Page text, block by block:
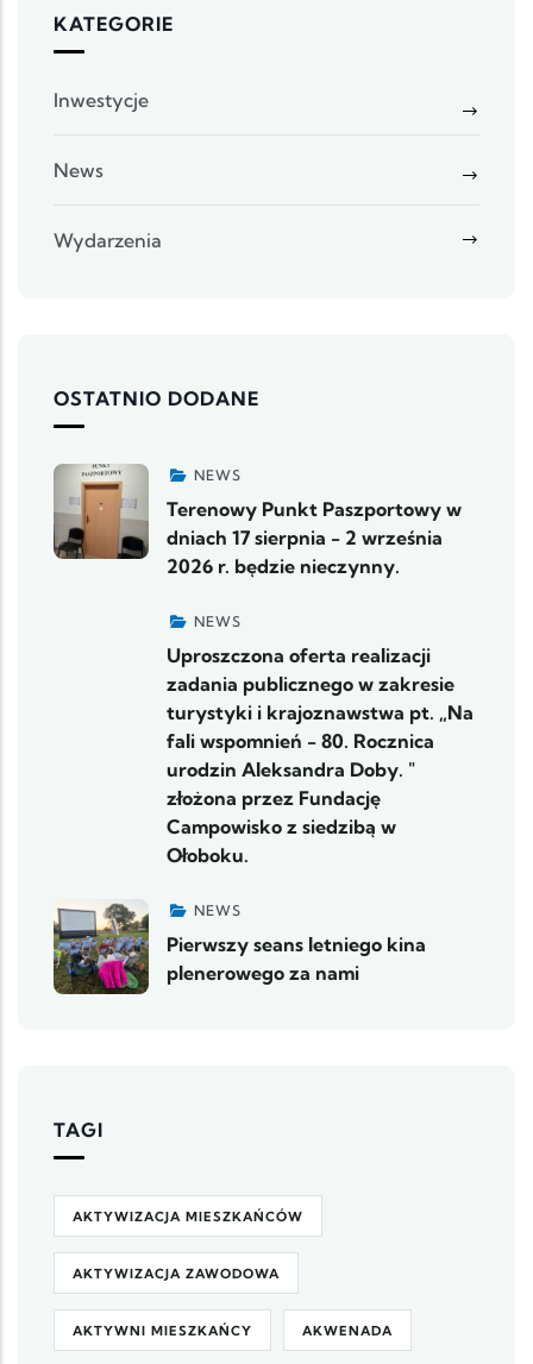
KATEGORIE
Inwestycje
News
Wydarzenia
OSTATNIO DODANE
NEWS
Terenowy Punkt Paszportowy w
dniach 17 sierpnia - 2 września
2026 r. będzie nieczynny.
NEWS
Uproszczona oferta realizacji
zadania publicznego w zakresie
turystyki i krajoznawstwa pt. „Na
fali wspomnień - 80. Rocznica
urodzin Aleksandra Doby. "
złożona przez Fundację
Campowisko z siedzibą w
Ołoboku.
NEWS
Pierwszy seans letniego kina
plenerowego za nami
TAGI
AKTYWIZACJA MIESZKAŃCÓW
AKTYWIZACJA ZAWODOWA
AKTYWNI MIESZKAŃCY AKWENADA